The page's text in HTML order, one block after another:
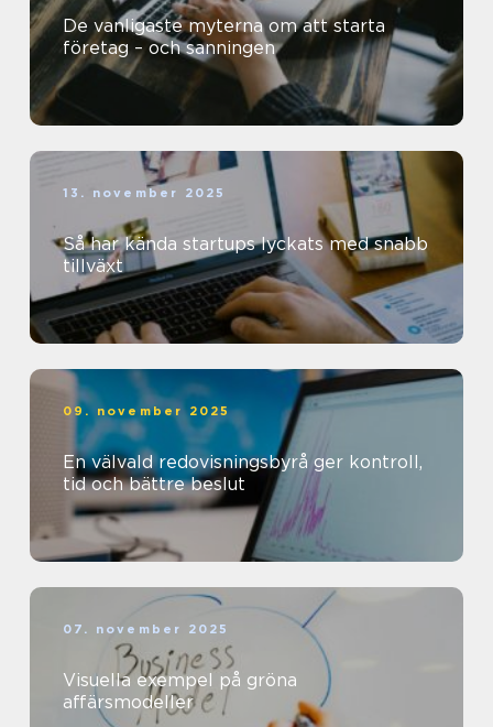
De vanligaste myterna om att starta
företag – och sanningen
13. november 2025
Så har kända startups lyckats med snabb
tillväxt
09. november 2025
En välvald redovisningsbyrå ger kontroll,
tid och bättre beslut
07. november 2025
Visuella exempel på gröna
affärsmodeller